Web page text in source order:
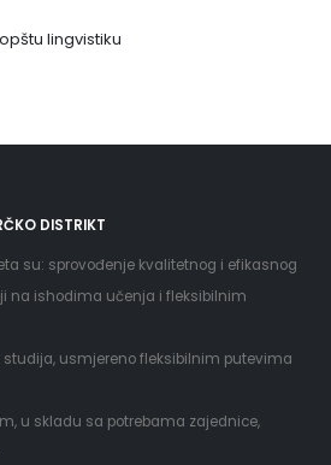
lingvistiku
DISTRIKT
su: sprovođenje kvalitetnog i efikasnog
na ishodima učenja i fleksibilnim
studija, usmjereno fleksibilnim putevima
u skladu sa potrebama zajednice,